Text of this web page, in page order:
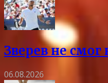
Зверев не
06.08.2026